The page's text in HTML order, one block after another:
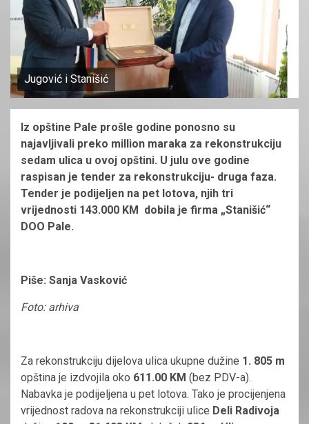
Jugović i Stanišić
Iz opštine Pale prošle godine ponosno su
najavljivali preko million maraka za rekonstrukciju
sedam ulica u ovoj opštini. U julu ove godine
raspisan je tender za rekonstrukciju- druga faza.
Tender je podijeljen na pet lotova, njih tri
vrijednosti 143.000 KM dobila je firma „Stanišić“
DOO Pale.
Piše: Sanja Vasković
Foto: arhiva
Za rekonstrukciju dijelova ulica ukupne dužine 1. 805 m
opština je izdvojila oko 611.00 KM (bez PDV-a).
Nabavka je podijeljena u pet lotova. Tako je procijenjena
vrijednost radova na rekonstrukciji ulice Deli Radivoja